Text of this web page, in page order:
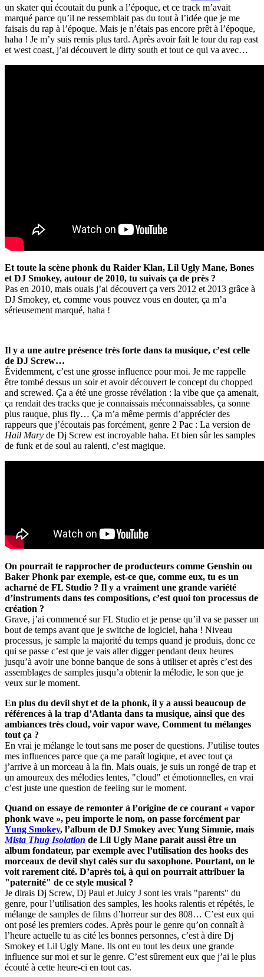
un skater qui écoutait du punk a l’époque, et ce track m’avait
marqué parce qu’il ne ressemblait pas du tout à l’idée que je me
faisais du rap à l’époque. Mais je n’étais pas encore prêt à l’époque,
haha ! Je m’y suis remis plus tard. Après avoir fait le tour du rap east
et west coast, j’ai découvert le dirty south et tout ce qui va avec…
Et toute la scène phonk du Raider Klan, Lil Ugly Mane, Bones
et DJ Smokey, autour de 2010, tu suivais ça de près ?
Pas en 2010, mais ouais j’ai découvert ça vers 2012 et 2013 grâce à
DJ Smokey, et, comme vous pouvez vous en douter, ça m’a
sérieusement marqué, haha !
Il y a une autre présence très forte dans ta musique, c’est celle
de DJ Screw…
Évidemment, c’est une grosse influence pour moi. Je me rappelle
être tombé dessus un soir et avoir découvert le concept du chopped
and screwed. Ça a été une grosse révélation : la vibe que ça amenait,
ça rendait des tracks que je connaissais méconnaissables, ça sonne
plus rauque, plus fly… Ça m’a même permis d’apprécier des
rappeurs que j’écoutais pas forcément, genre 2 Pac : La version de
Hail Mary de Dj Screw est incroyable haha. Et bien sûr les samples
de funk et de soul au ralenti, c’est magique.
On pourrait te rapprocher de producteurs comme Genshin ou
Baker Phonk par exemple, est-ce que, comme eux, tu es un
acharné de FL Studio ? Il y a vraiment une grande variété
d’instruments dans tes compositions, c’est quoi ton processus de
création ?
Grave, j’ai commencé sur FL Studio et je pense qu’il va se passer un
bout de temps avant que je switche de logiciel, haha ! Niveau
processus, je sample la majorité du temps quand je produis, donc ce
qui se passe c’est que je vais aller digger pendant deux heures
jusqu’à avoir une bonne banque de sons à utiliser et après c’est des
assemblages de samples jusqu’a obtenir la mélodie, le son que je
veux sur le moment.
En plus du devil shyt et de la phonk, il y a aussi beaucoup de
références à la trap d’Atlanta dans ta musique, ainsi que des
ambiances très cloud, voir vapor wave, Comment tu mélanges
tout ça ?
En vrai je mélange le tout sans me poser de questions. J’utilise toutes
mes influences parce que ça me paraît logique, et avec tout ça
j’arrive à un morceau à la fin. Mais ouais, je suis un rongé de trap et
un amoureux des mélodies lentes, "cloud" et émotionnelles, en vrai
c’est juste une question de feeling sur le moment.
Quand on essaye de remonter à l’origine de ce courant « vapor
phonk wave », peu importe le nom, on passe forcément par
Yung Smokey, l’album de DJ Smokey avec Yung Simmie, mais
Mista Thug Isolation de Lil Ugly Mane parait aussi être un
album fondateur, par exemple avec l’utilisation des hooks des
morceaux de devil shyt calés sur du saxophone. Pourtant, on le
voit rarement cité. D’après toi, à qui on pourrait attribuer la
"paternité" de ce style musical ?
Je dirais Dj Screw, Dj Paul et Juicy J sont les vrais "parents" du
genre, pour l’utilisation des samples, les hooks ralentis et répétés, le
mélange de samples de films d’horreur sur des 808… C’est eux qui
ont posé les premiers codes. Après pour le genre qu’on connaît à
l’heure actuelle tu as cité les bonnes personnes, c’est à dire Dj
Smokey et Lil Ugly Mane. Ils ont eu tout les deux une grande
influence sur moi et sur le genre. C’est sûrement eux que j’ai le plus
écouté à cette heure-ci en tout cas.